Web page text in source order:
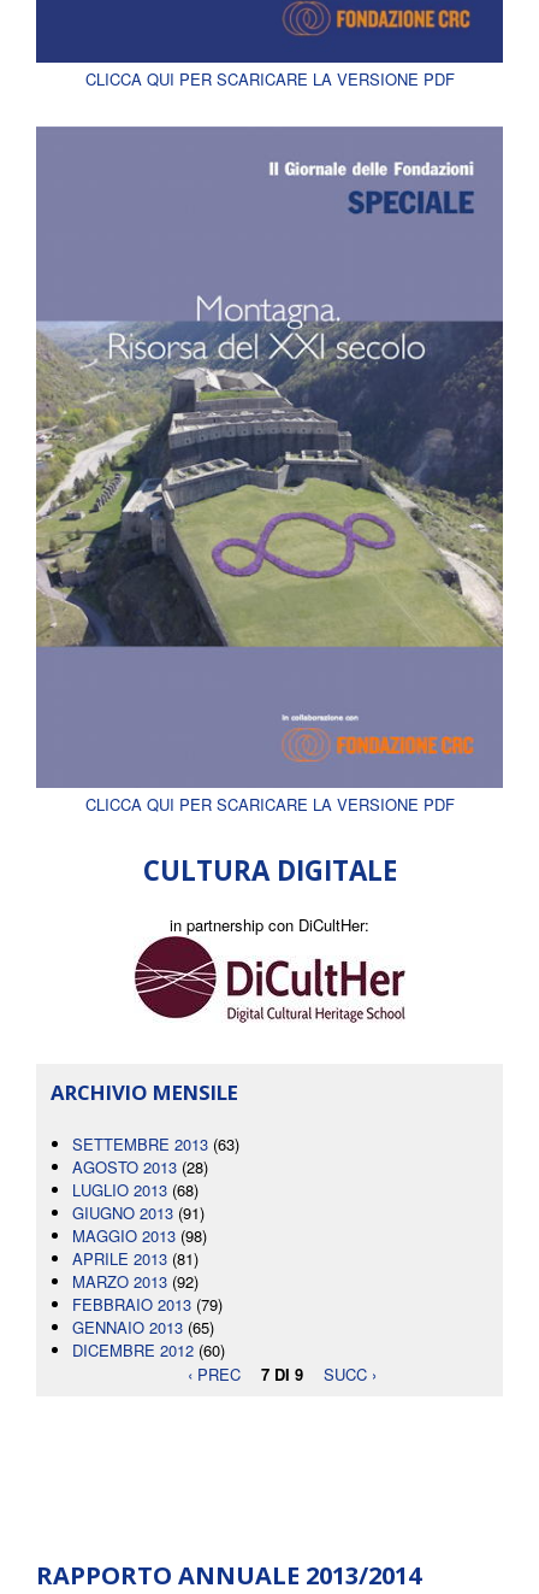
CLICCA QUI PER SCARICARE LA VERSIONE PDF
CLICCA QUI PER SCARICARE LA VERSIONE PDF
CULTURA DIGITALE
in partnership con DiCultHer:
ARCHIVIO MENSILE
SETTEMBRE 2013 (63)
AGOSTO 2013 (28)
LUGLIO 2013 (68)
GIUGNO 2013 (91)
MAGGIO 2013 (98)
APRILE 2013 (81)
MARZO 2013 (92)
FEBBRAIO 2013 (79)
GENNAIO 2013 (65)
DICEMBRE 2012 (60)
‹ PREC
7 DI 9 SUCC ›
RAPPORTO ANNUALE 2013/2014